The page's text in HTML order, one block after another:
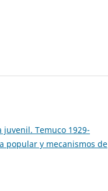
Temuco 1929-
popular y mecanismos de